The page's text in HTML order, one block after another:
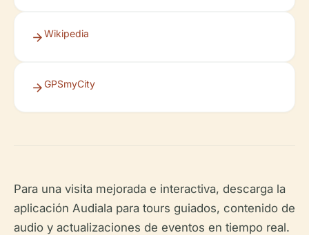
Wikipedia
GPSmyCity
Para una visita mejorada e interactiva, descarga la
aplicación Audiala para tours guiados, contenido de
audio y actualizaciones de eventos en tiempo real.